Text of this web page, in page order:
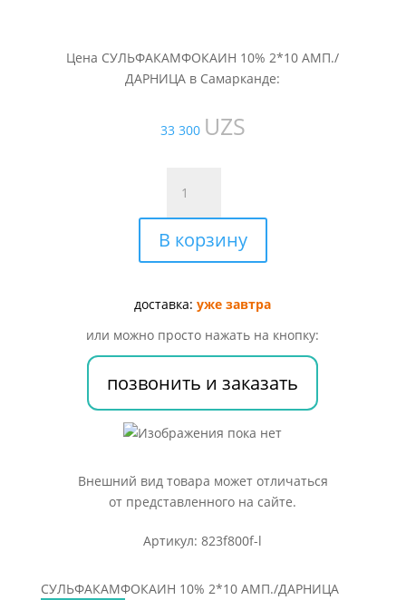
Цена СУЛЬФАКАМФОКАИН 10% 2*10 АМП./
ДАРНИЦА в Самарканде:
33 300 UZS
товара
СУЛЬФАКАМФОКАИН
10%
2*10
ДАРНИЦА
В корзину
доставка:уже завтра
или можно просто нажать на кнопку:
позвонить и заказать
Внешний вид товара может отличаться
от представленного на сайте.
Артикул: 823f800f-l
СУЛЬФАКАМФОКАИН 10% 2*10 АМП./ДАРНИЦА